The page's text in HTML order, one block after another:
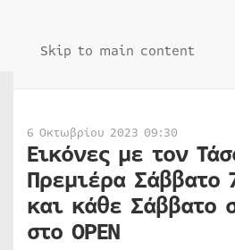
Skip to main content
6 Οκτωβρίου 2023 09:30
Εικόνες με τον
Πρεμιέρα Σάββατο
και κάθε Σάββατο
στο OPEN